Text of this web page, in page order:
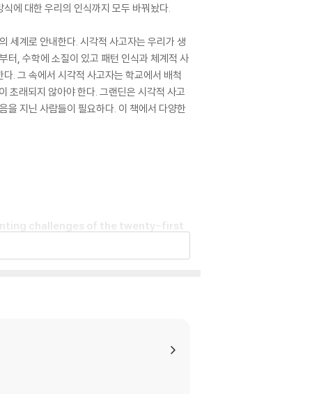
에 대한 우리의 인식까지 모두 바꿔놨다.
세계로 안내한다. 시각적 사고자는 우리가 생
터, 수학에 소질이 있고 패턴 인식과 체계적 사
. 그 속에서 시각적 사고자는 학교에서 배척
초래되지 않아야 한다. 그랜딘은 시각적 사고
을 지닌 사람들이 필요하다. 이 책에서 다양한
challenges of the twenty-first
Temple Grandin― “an anthropolog
Do you have a keen sense of directi